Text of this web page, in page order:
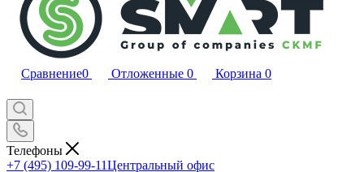
Сравнение0 Отложенные 0 Корзина 0
Телефоны
+7 (495) 109-99-11Центральный офис